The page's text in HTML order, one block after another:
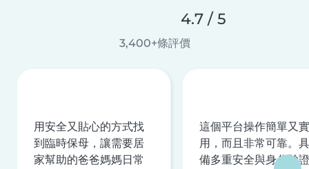
4.7 / 5
3,400+條評價
用安全又貼心的方式找
到臨時保母，讓需要居
家幫助的爸爸媽媽日常
這個平台操作簡單又實
用，而且非常可靠。具
備多重安全與身分驗證